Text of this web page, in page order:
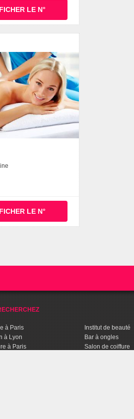
LE N°
LE N°
à Paris
à Lyon
à Paris
Institut de beauté
Bar à ongles
Salon de coiffure